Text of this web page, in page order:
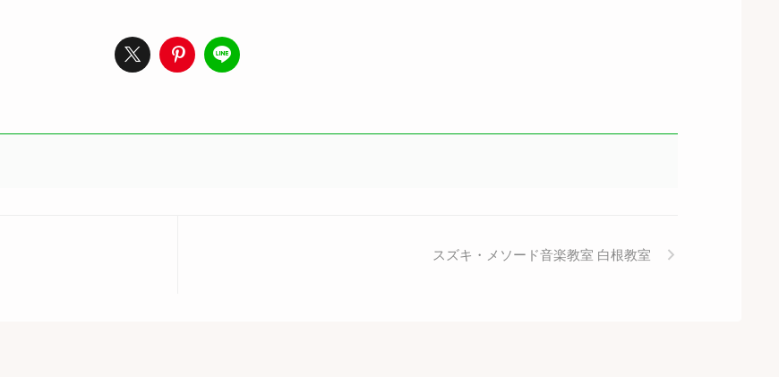
スズキ・メソード音楽教室 白根教室